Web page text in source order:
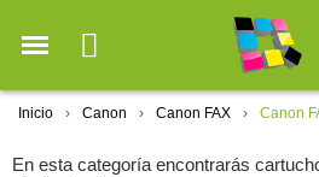
Inicio Canon Canon FAX Canon
En esta categoría encontrarás